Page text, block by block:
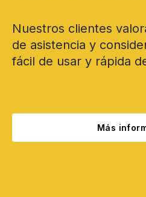
Nuestros clientes
de asistencia y
fácil de usar y rápida
Más